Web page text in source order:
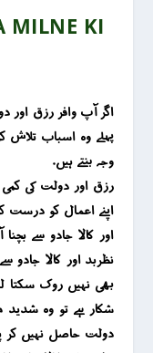
MILNE KI
اگر آپ وافر رزق اور
پہلے وہ اسباب تلاش
وجہ بنتے ہیں.
رزق اور دولت کی کمی
اپنے اعمال کو درست
اور کالا جادو سے
نظربد اور کالا جادو
بھی نہیں روک سکتا
شکار ہے تو وہ شدید
دولت حاصل نہیں کر